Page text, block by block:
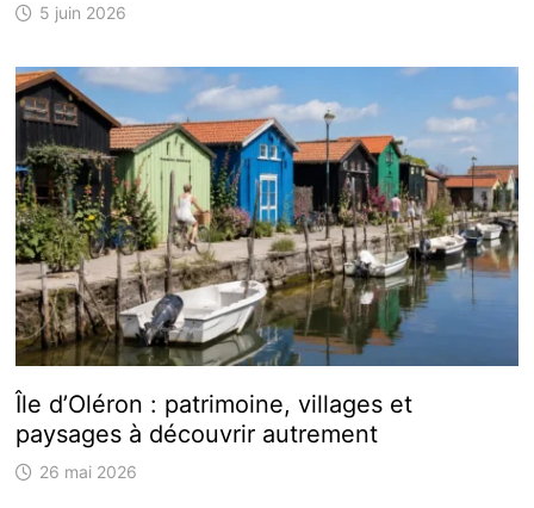
5 juin 2026
Île d’Oléron : patrimoine, villages et
paysages à découvrir autrement
26 mai 2026